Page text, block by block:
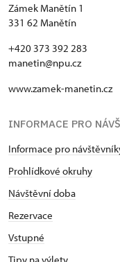
Zámek Manětín 1
331 62 Manětín
+420 373 392 283
manetin@npu.cz
www.zamek-manetin.cz
INFORMACE PRO
Informace pro
Prohlídkové okruhy
Návštěvní doba
Rezervace
Vstupné
Tipy na výlety